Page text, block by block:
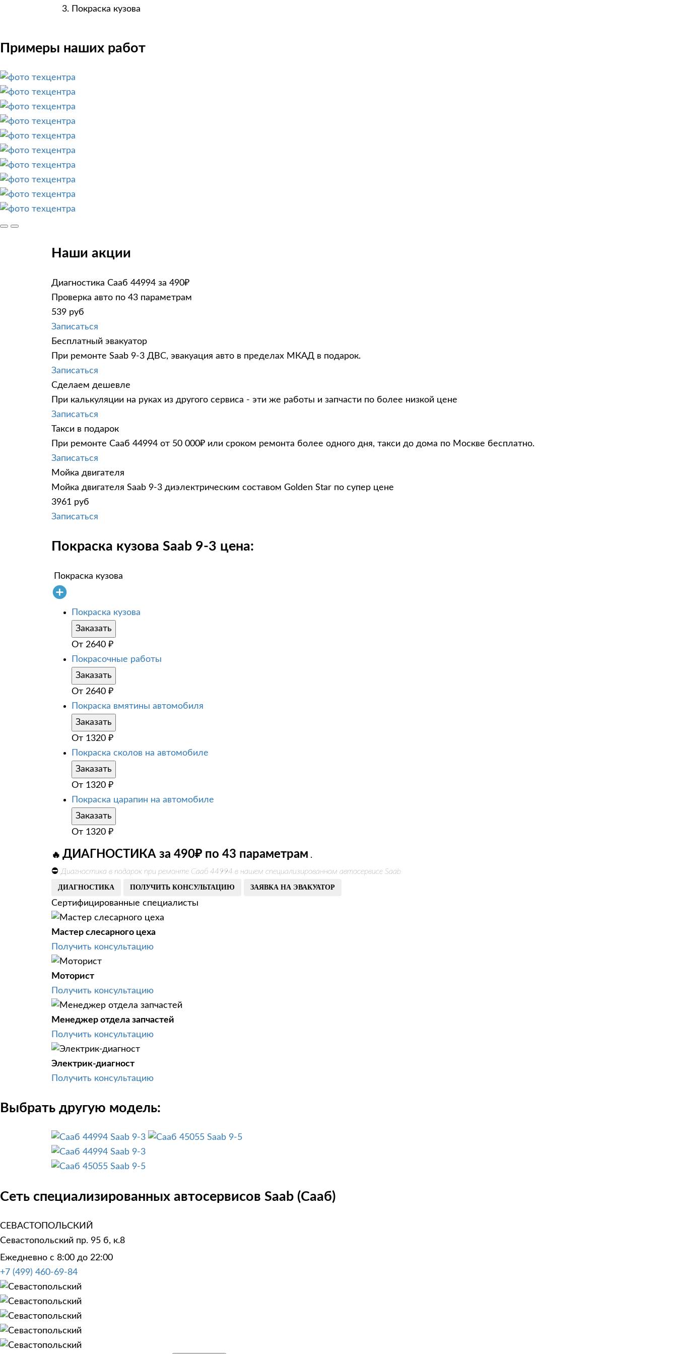
Покраска кузова
Примеры наших работ
Наши акции
Диагностика Сааб 44994 за 490₽
Проверка авто по 43 параметрам
539 руб
Записаться
Бесплатный эвакуатор
При ремонте Saab 9-3 ДВС, эвакуация авто в пределах МКАД в подарок.
Записаться
Сделаем дешевле
При калькуляции на руках из другого сервиса - эти же работы и запчасти по более низкой цене
Записаться
Такси в подарок
При ремонте Сааб 44994 от 50 000₽ или сроком ремонта более одного дня, такси до дома по Москве бесплатно.
Записаться
Мойка двигателя
Мойка двигателя Saab 9-3 диэлектрическим составом Golden Star по супер цене
3961 руб
Записаться
Покраска кузова Saab 9-3 цена:
Покраска кузова
Покраска кузова
Заказать
От 2640 ₽
Покрасочные работы
Заказать
От 2640 ₽
Покраска вмятины автомобиля
Заказать
От 1320 ₽
Покраска сколов на автомобиле
Заказать
От 1320 ₽
Покраска царапин на автомобиле
Заказать
От 1320 ₽
🔥 ДИАГНОСТИКА за 490₽ по 43 параметрам .
⛔ Диагностика в подарок при ремонте Сааб 44994 в нашем специализированном автосервисе Saab
ДИАГНОСТИКА ПОЛУЧИТЬ КОНСУЛЬТАЦИЮ ЗАЯВКА НА ЭВАКУАТОР
Сертифицированные специалисты
Мастер слесарного цеха
Получить консультацию
Моторист
Получить консультацию
Менеджер отдела запчастей
Получить консультацию
Электрик-диагност
Получить консультацию
Выбрать другую модель:
Saab 9-3
Saab 9-5
Saab 9-3
Saab 9-5
Сеть специализированных автосервисов Saab (Сааб)
СЕВАСТОПОЛЬСКИЙ
Севастопольский пр. 95 б, к.8
Ежедневно с 8:00 до 22:00
+7 (499) 460-69-84